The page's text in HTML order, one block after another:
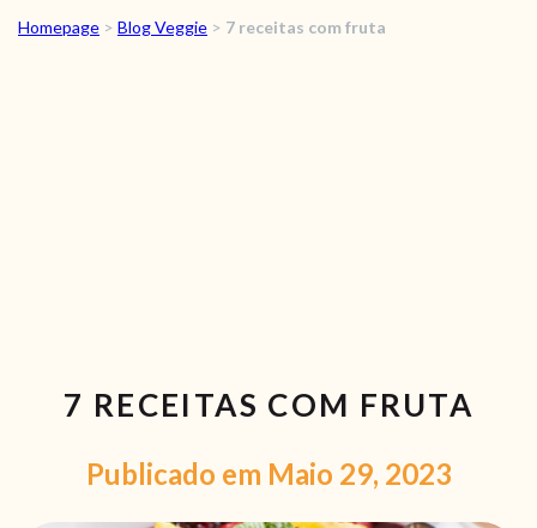
RECEITAS
Homepage > Blog Veggie > 7 receitas com fruta
7 RECEITAS COM FRUTA
Publicado em Maio 29, 2023